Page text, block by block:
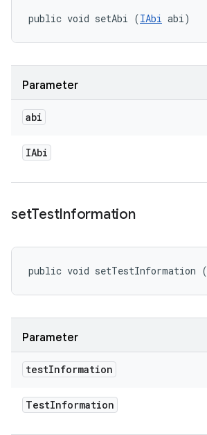
public void setAbi (IAbi abi)
Parameter
abi
IAbi
setTestInformation
public void setTestInformation (
Parameter
testInformation
TestInformation